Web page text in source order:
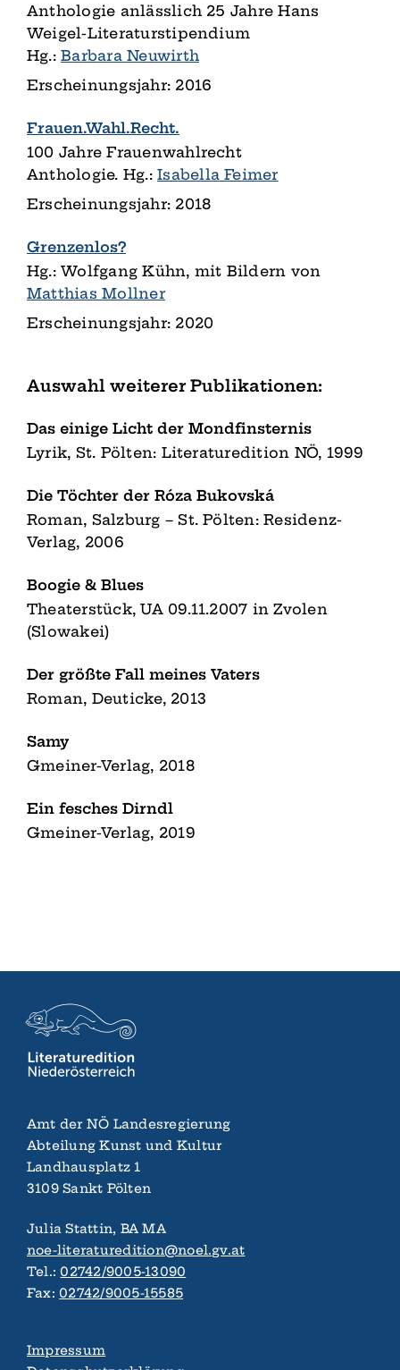
Anthologie anlässlich 25 Jahre Hans
Weigel-Literaturstipendium
Hg.:Barbara Neuwirth
Erscheinungsjahr: 2016
Frauen.Wahl.Recht.
100 Jahre Frauenwahlrecht
Anthologie. Hg.:Isabella Feimer
Erscheinungsjahr: 2018
Grenzenlos?
Hg.: Wolfgang Kühn, mit Bildern von
Matthias Mollner
Erscheinungsjahr: 2020
Auswahl weiterer Publikationen:
Das einige Licht der Mondfinsternis
Lyrik, St. Pölten: Literaturedition NÖ, 1999
Die Töchter der Róza Bukovská
Roman, Salzburg – St. Pölten: Residenz-
Verlag, 2006
Boogie & Blues
Theaterstück, UA 09.11.2007 in Zvolen
(Slowakei)
Der größte Fall meines Vaters
Roman, Deuticke, 2013
Samy
Gmeiner-Verlag, 2018
Ein fesches Dirndl
Gmeiner-Verlag, 2019
Amt der NÖ Landes­regierung
Abteilung Kunst und Kultur
Landhaus­platz 1
3109 Sankt Pölten
Julia Stattin, BA MA
noe-literaturedition@noel.gv.at
Tel.:02742/9005-13090
Fax:02742/9005-15585
Impressum